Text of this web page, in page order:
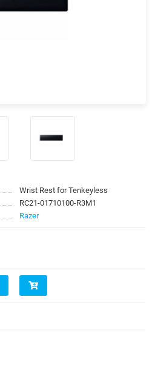
Wrist Rest for Tenkeyless
RC21-01710100-R3M1
Razer